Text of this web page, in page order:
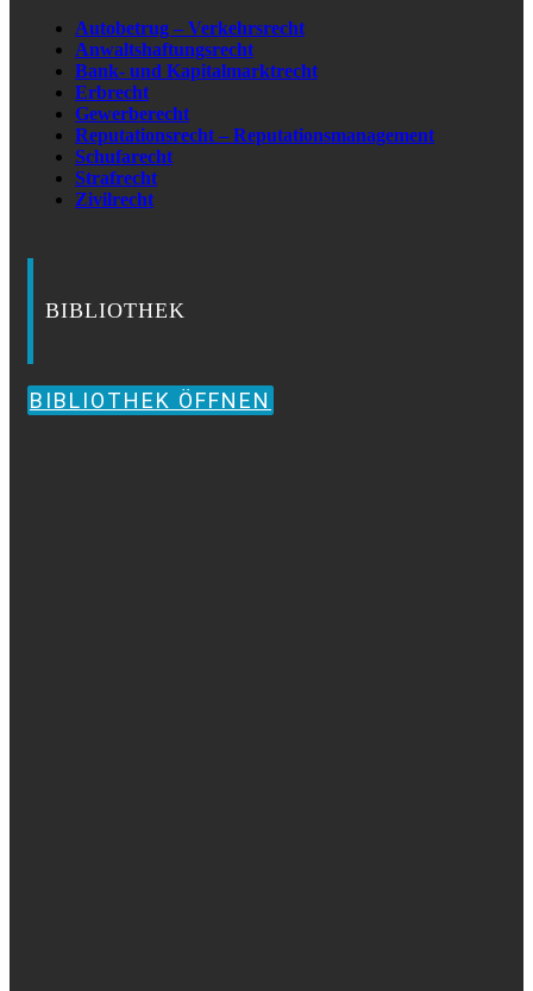
Autobetrug – Verkehrsrecht
Anwaltshaftungsrecht
Bank- und Kapitalmarktrecht
Erbrecht
Gewerberecht
Reputationsrecht – Reputationsmanagement
Schufarecht
Strafrecht
Zivilrecht
BIBLIOTHEK
BIBLIOTHEK ÖFFNEN